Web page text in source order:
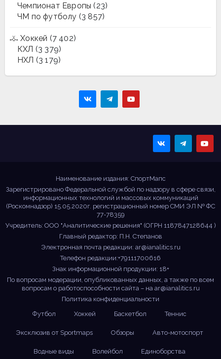
Чемпионат Европы (23)
ЧМ по футболу (3 857)
Хоккей (7 402)
КХЛ (3 379)
НХЛ (3 179)
Наименование издания: СпортМапс
Зарегистрировано Федеральной службой по надзору в сфере связи,
информационных технологий и массовых коммуникаций
(Роскомнадзор) 15.05.2020г. регистрационный номер СМИ ЭЛ № ФС
77-78359
Учредитель: ООО "Аналитические решения" (ОГРН 1187847128644 )
Главный редактор: П.Н. Степанов
Электронная почта редакции: ar@ianalitics.ru
Телефон редакции:+79111700616
Знак информационной продукции: 18+
По вопросам модерации, опубликованных данных, а также по всем
вопросам о работоспособности сайта – на ar@ianalitics.ru
Политика конфиденциальности
Футбол
Хоккей Баскетбол Теннис
Эксклюзив от Sportmaps Обзоры Авто-мотоспорт
Водные виды Волейбол Единоборства